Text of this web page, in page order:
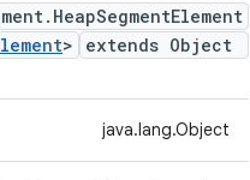
extends Object
>
java.lang.Object